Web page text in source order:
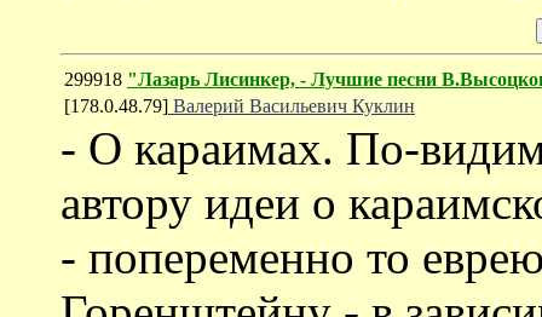
299918 "Лазарь Лисинкер, - Лучшие песни
[178.0.48.79] Валерий Васильевич Куклин
- О караимах. По-
автору идеи о
- попеременно то